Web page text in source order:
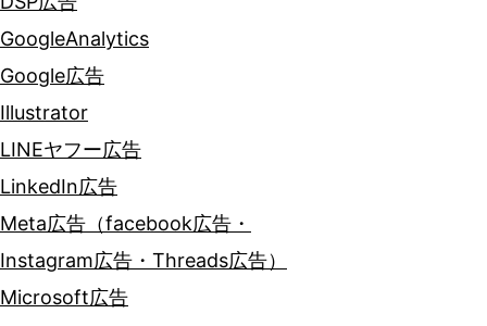
GoogleAnalytics
Google広告
Illustrator
LINEヤフー広告
LinkedIn広告
Meta広告（facebook広告・
Instagram広告・Threads広告）
Microsoft広告